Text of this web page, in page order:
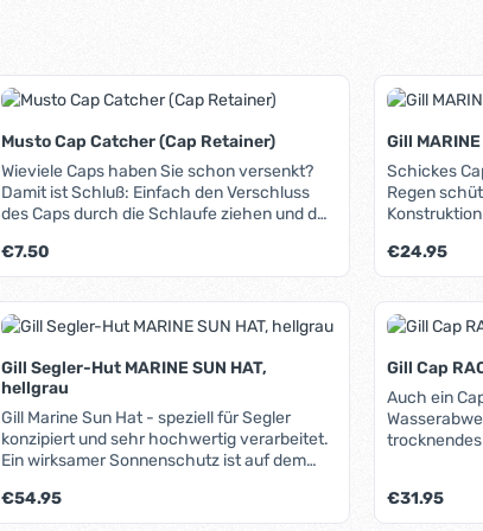
Musto Cap Catcher (Cap Retainer)
Wieviele Caps haben Sie schon versenkt?
Damit ist Schluß: Einfach den Verschluss
des Caps durch die Schlaufe ziehen und den
oder Shirt befestigen - das Cap sitzt sicher
und fest, bei jedem Wind. Der Clip besteht
aus seewasserbeständigem Metall.
Regulärer Preis:
€7.50
Produkt Anzahl: Gib den
Gill
Schickes
Regen schützt Cap mit klassischer
Konstruktion nicht korrosive
Passform sorgt einfacher Schutz vor
und Regen ideal für jede Aktivität auf oder
am Wasser
Regulärer
€24.95
Gill Segler-Hut MARINE SUN HAT,
hellgrau
Gill Marine Sun Hat - speziell für Segler
konzipiert und sehr hochwertig verarbeitet.
Ein wirksamer Sonnenschutz ist auf dem
Nacken, Ohren und (je nach Haarwuchs ;-)
auch die Kopfoberfläche sind gefährdet.
Regulärer Preis:
€54.95
Gill Cap
Auch ein
und UV-
Regulärer
€31.95